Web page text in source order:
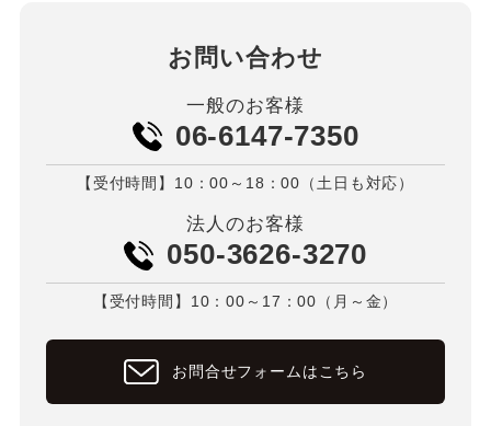
お問い合わせ
一般のお客様
06-6147-7350
【受付時間】10：00～18：00（土日も対応）
法人のお客様
050-3626-3270
【受付時間】10：00～17：00（月～金）
お問合せフォームはこちら